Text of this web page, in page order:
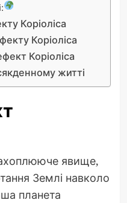
Коріоліса
Коріоліса
Коріоліса
житті
явище,
Землі навколо
планета